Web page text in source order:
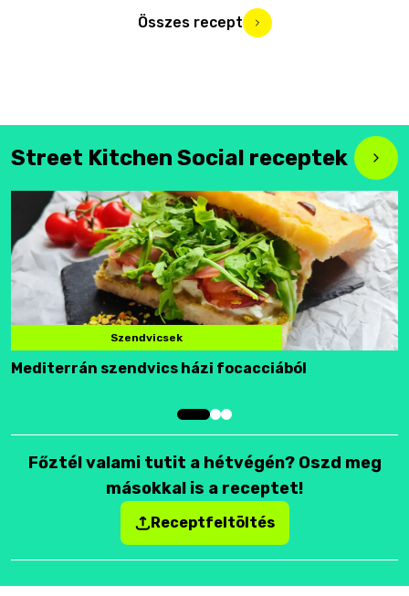
Összes recept
Street Kitchen Social receptek
Szendvicsek
Mediterrán szendvics házi focacciából
Főztél valami tutit a hétvégén? Oszd meg
másokkal is a receptet!
Receptfeltöltés